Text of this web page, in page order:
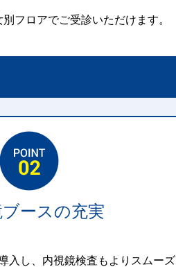
フロアでご受診いただけます。
ースの充実
入し、内視鏡検査もよりスムーズ